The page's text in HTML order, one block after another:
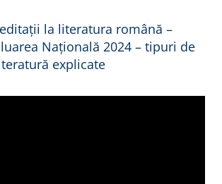
la literatura română –
Națională 2024 – tipuri de
explicate